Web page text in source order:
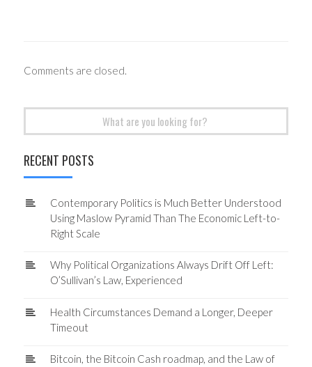
Comments are closed.
RECENT POSTS
Contemporary Politics is Much Better Understood
Using Maslow Pyramid Than The Economic Left-to-
Right Scale
Why Political Organizations Always Drift Off Left:
O’Sullivan’s Law, Experienced
Health Circumstances Demand a Longer, Deeper
Timeout
Bitcoin, the Bitcoin Cash roadmap, and the Law of